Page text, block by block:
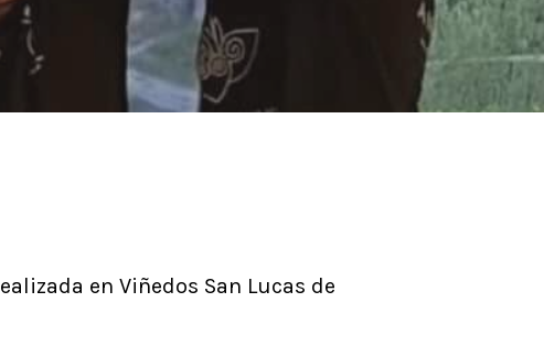
en Viñedos San Lucas de